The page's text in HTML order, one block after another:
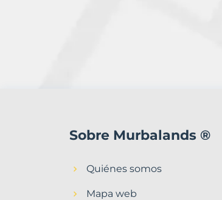
Sobre Murbalands ®
Quiénes somos
Mapa web